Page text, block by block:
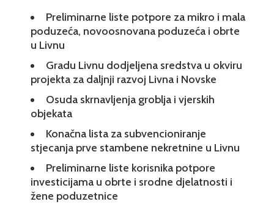
Preliminarne liste potpore za mikro i mala
poduzeća, novoosnovana poduzeća i obrte
u Livnu
Gradu Livnu dodjeljena sredstva u okviru
projekta za daljnji razvoj Livna i Novske
Osuda skrnavljenja groblja i vjerskih
objekata
Konačna lista za subvencioniranje
stjecanja prve stambene nekretnine u Livnu
Preliminarne liste korisnika potpore
investicijama u obrte i srodne djelatnosti i
žene poduzetnice